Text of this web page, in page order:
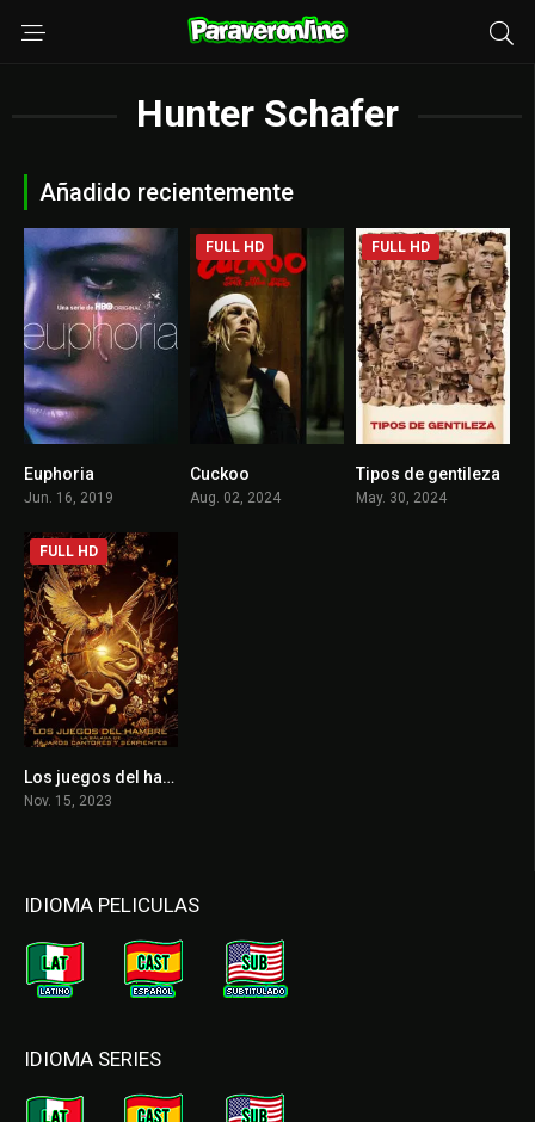
Hunter Schafer
Añadido recientemente
Euphoria
Jun. 16, 2019
FULL HD
Cuckoo
Aug. 02, 2024
7
FULL HD
Tipos de gentileza
May. 30, 2024
7.2
FULL HD
Los juegos del hambre: La balada de pájaros cantores y serpientes
Nov. 15, 2023
IDIOMA PELICULAS
IDIOMA SERIES